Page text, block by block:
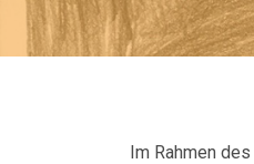
Im Rahmen des